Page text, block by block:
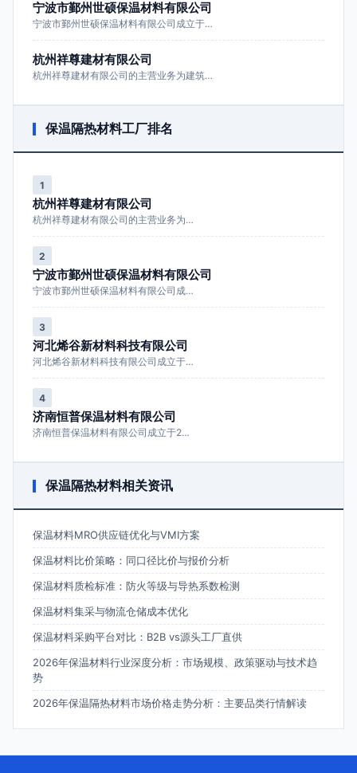
宁波市鄞州世硕保温材料有限公司
宁波市鄞州世硕保温材料有限公司成立于…
杭州祥尊建材有限公司
杭州祥尊建材有限公司的主营业务为建筑…
保温隔热材料工厂排名
1
杭州祥尊建材有限公司
杭州祥尊建材有限公司的主营业务为…
2
宁波市鄞州世硕保温材料有限公司
宁波市鄞州世硕保温材料有限公司成…
3
河北烯谷新材料科技有限公司
河北烯谷新材料科技有限公司成立于…
4
济南恒普保温材料有限公司
济南恒普保温材料有限公司成立于2…
保温隔热材料相关资讯
保温材料MRO供应链优化与VMI方案
保温材料比价策略：同口径比价与报价分析
保温材料质检标准：防火等级与导热系数检测
保温材料集采与物流仓储成本优化
保温材料采购平台对比：B2B vs源头工厂直供
2026年保温材料行业深度分析：市场规模、政策驱动与技术趋
势
2026年保温隔热材料市场价格走势分析：主要品类行情解读